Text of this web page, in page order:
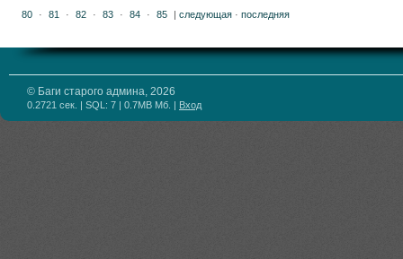
80 · 81 · 82 · 83 · 84 · 85 | следующая · последняя
© Баги старого админа, 2026
0.2721 сек. | SQL: 7 | 0.7MB Мб. | Вход